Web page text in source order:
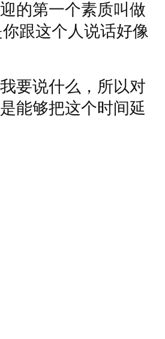
的第一个素质叫做
你跟这个人说话好像
要说什么，所以对
能够把这个时间延